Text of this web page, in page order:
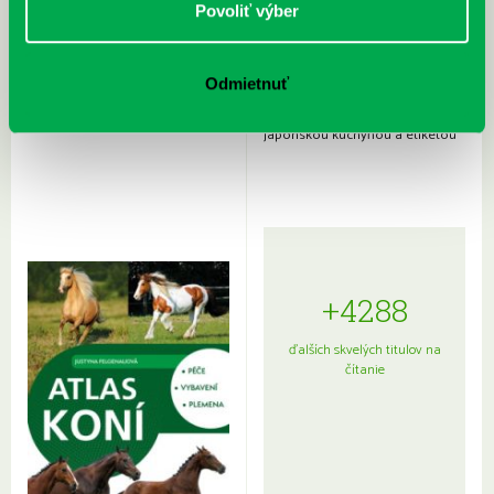
Povoliť výber
Odmietnuť
Rudź, Przemyslaw: Atlas hviezd:
Hardy, Paula: Japonsko na tanieri:
japonskou kuchyňou a etiketou
+4288
ďalších skvelých titulov na
čítanie